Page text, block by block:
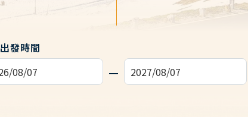
出發時間